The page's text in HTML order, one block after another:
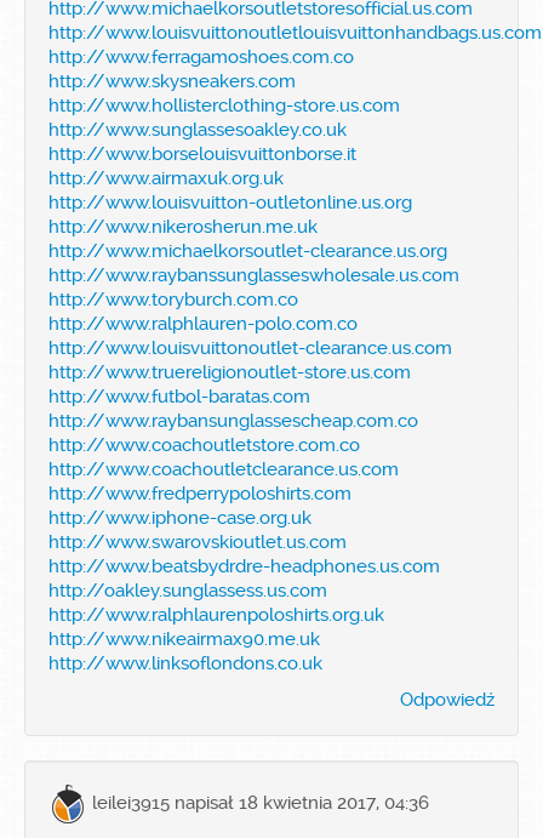
http://www.michaelkorsoutletstoresofficial.us.com
http://www.louisvuittonoutletlouisvuittonhandbags.us.com
http://www.ferragamoshoes.com.co
http://www.skysneakers.com
http://www.hollisterclothing-store.us.com
http://www.sunglassesoakley.co.uk
http://www.borselouisvuittonborse.it
http://www.airmaxuk.org.uk
http://www.louisvuitton-outletonline.us.org
http://www.nikerosherun.me.uk
http://www.michaelkorsoutlet-clearance.us.org
http://www.raybanssunglasseswholesale.us.com
http://www.toryburch.com.co
http://www.ralphlauren-polo.com.co
http://www.louisvuittonoutlet-clearance.us.com
http://www.truereligionoutlet-store.us.com
http://www.futbol-baratas.com
http://www.raybansunglassescheap.com.co
http://www.coachoutletstore.com.co
http://www.coachoutletclearance.us.com
http://www.fredperrypoloshirts.com
http://www.iphone-case.org.uk
http://www.swarovskioutlet.us.com
http://www.beatsbydrdre-headphones.us.com
http://oakley.sunglassess.us.com
http://www.ralphlaurenpoloshirts.org.uk
http://www.nikeairmax90.me.uk
http://www.linksoflondons.co.uk
Odpowiedź
leilei3915 napisał 18 kwietnia 2017, 04:36